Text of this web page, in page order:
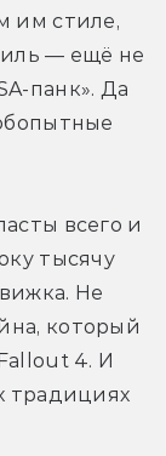
им стиле,
— ещё не
панк». Да
всего и
тысячу
Не
который
4. И
традициях